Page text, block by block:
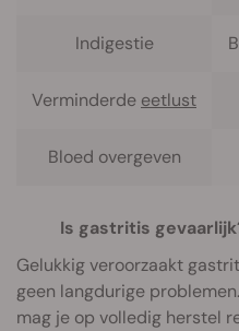
Indigestie
Verminderde eetlust
Bloed overgeven
Is gastritis
Gelukkig veroorzaakt
geen langdurige
mag je op volledig herstel